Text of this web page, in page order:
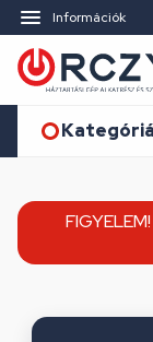
Információk